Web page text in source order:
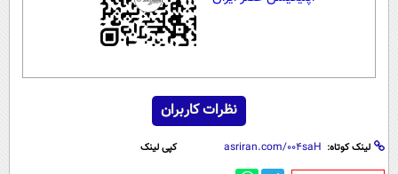
نظرات کاربران
لینک کوتاه: کپی لینک